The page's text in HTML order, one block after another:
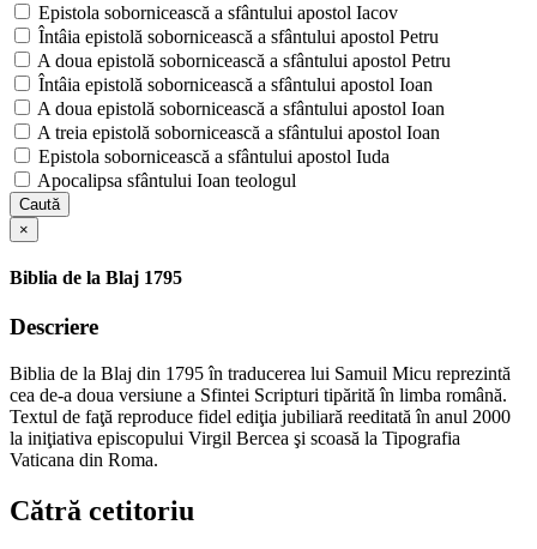
Epistola sobornicească a sfântului apostol Iacov
Întâia epistolă sobornicească a sfântului apostol Petru
A doua epistolă sobornicească a sfântului apostol Petru
Întâia epistolă sobornicească a sfântului apostol Ioan
A doua epistolă sobornicească a sfântului apostol Ioan
A treia epistolă sobornicească a sfântului apostol Ioan
Epistola sobornicească a sfântului apostol Iuda
Apocalipsa sfântului Ioan teologul
Caută
×
Biblia de la Blaj 1795
Descriere
Biblia de la Blaj din 1795 în traducerea lui Samuil Micu reprezintă
cea de-a doua versiune a Sfintei Scripturi tipărită în limba română.
Textul de faţă reproduce fidel ediţia jubiliară reeditată în anul 2000
la iniţiativa episcopului Virgil Bercea şi scoasă la Tipografia
Vaticana din Roma.
Cătră cetitoriu